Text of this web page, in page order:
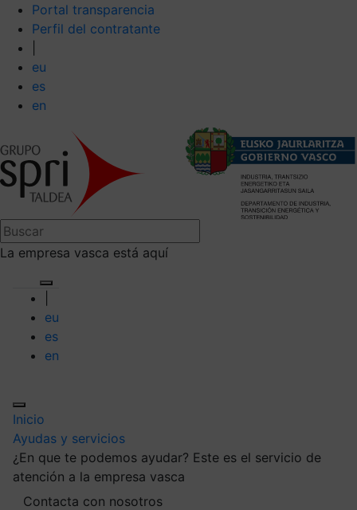
Portal transparencia
Perfil del contratante
eu
es
en
La empresa vasca está aquí
eu
es
en
Inicio
Ayudas y servicios
¿En que te podemos ayudar? Este es el servicio de
atención a la empresa vasca
Contacta con nosotros